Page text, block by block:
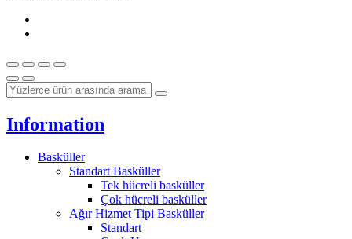
Information
Basküller
Standart Basküller
Tek hücreli basküller
Çok hücreli basküller
Ağır Hizmet Tipi Basküller
Standart